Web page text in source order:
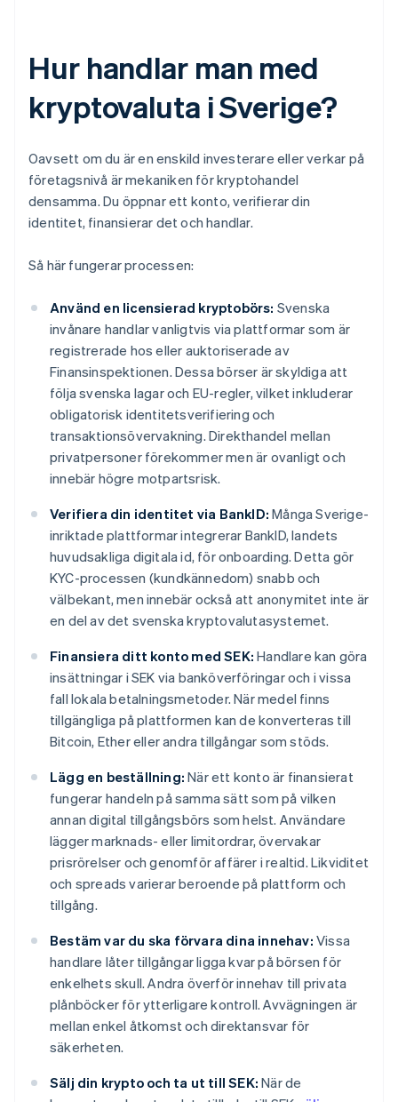
Hur handlar man med
kryptovaluta i Sverige?
Oavsett om du är en enskild investerare eller verkar på
företagsnivå är mekaniken för kryptohandel
densamma. Du öppnar ett konto, verifierar din
identitet, finansierar det och handlar.
Så här fungerar processen:
Använd en licensierad kryptobörs: Svenska
invånare handlar vanligtvis via plattformar som är
registrerade hos eller auktoriserade av
Finansinspektionen. Dessa börser är skyldiga att
följa svenska lagar och EU-regler, vilket inkluderar
obligatorisk identitetsverifiering och
transaktionsövervakning. Direkthandel mellan
privatpersoner förekommer men är ovanligt och
innebär högre motpartsrisk.
Verifiera din identitet via BankID: Många Sverige-
inriktade plattformar integrerar BankID, landets
huvudsakliga digitala id, för onboarding. Detta gör
KYC-processen (kundkännedom) snabb och
välbekant, men innebär också att anonymitet inte är
en del av det svenska kryptovalutasystemet.
Finansiera ditt konto med SEK: Handlare kan göra
insättningar i SEK via banköverföringar och i vissa
fall lokala betalningsmetoder. När medel finns
tillgängliga på plattformen kan de konverteras till
Bitcoin, Ether eller andra tillgångar som stöds.
Lägg en beställning: När ett konto är finansierat
fungerar handeln på samma sätt som på vilken
annan digital tillgångsbörs som helst. Användare
lägger marknads- eller limitordrar, övervakar
prisrörelser och genomför affärer i realtid. Likviditet
och spreads varierar beroende på plattform och
tillgång.
Bestäm var du ska förvara dina innehav: Vissa
handlare låter tillgångar ligga kvar på börsen för
enkelhets skull. Andra överför innehav till privata
plånböcker för ytterligare kontroll. Avvägningen är
mellan enkel åtkomst och direktansvar för
säkerheten.
Sälj din krypto och ta ut till SEK: När de